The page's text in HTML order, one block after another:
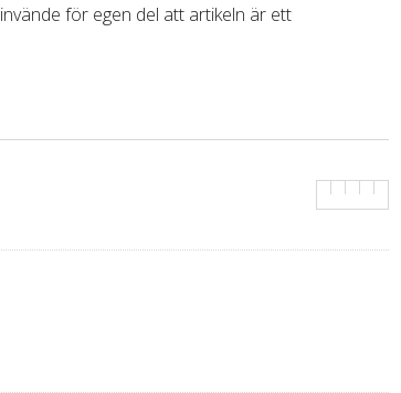
för egen del att artikeln är ett